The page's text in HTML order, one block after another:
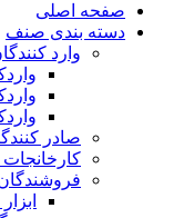
صفحه اصلی
دسته بندی صنف
وارد
صادر